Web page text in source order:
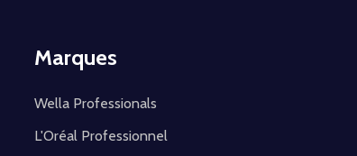
Marques
Wella Professionals
L'Oréal Professionnel